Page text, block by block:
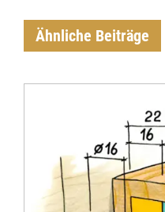
Ähnliche Beiträge